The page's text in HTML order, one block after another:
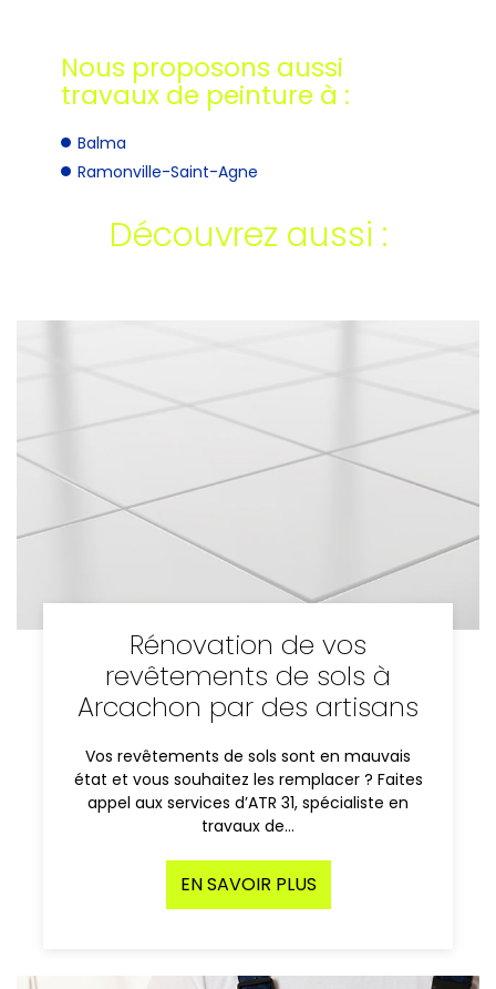
Nous proposons aussi
travaux de peinture à :
Balma
Ramonville-Saint-Agne
Découvrez aussi :
Rénovation de vos
revêtements de sols à
Arcachon par des artisans
Vos revêtements de sols sont en mauvais
état et vous souhaitez les remplacer ? Faites
appel aux services d’ATR 31, spécialiste en
travaux de…
EN SAVOIR PLUS